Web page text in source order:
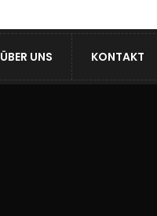
ÜBER UNS KONTAKT